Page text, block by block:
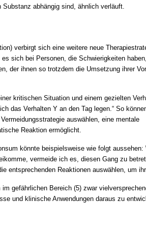
abhängig sind, ähnlich verläuft.
verbirgt sich eine weitere neue
sich bei Personen, die Schwierigkeiten
der ihnen so trotzdem die Umsetzung ihrer
kritischen Situation und einem gezielten
das Verhalten Y an den Tag legen.“ So
auswählen, eine mentale
Reaktion ermöglicht.
könnte beispielsweise wie folgt aussehen:
vermeide ich es, diesen Gang zu
entsprechenden Reaktionen auswählen, um
gefährlichen Bereich (5) zwar
und klinische Anwendungen daraus zu